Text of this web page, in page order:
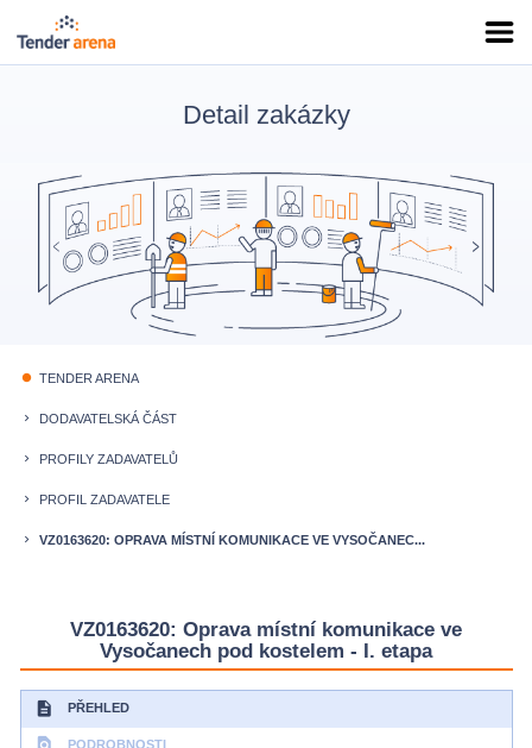
Detail zakázky
fiber_manual_record TENDER ARENA
keyboard_arrow_right DODAVATELSKÁ ČÁST
keyboard_arrow_right PROFILY ZADAVATELŮ
keyboard_arrow_right PROFIL ZADAVATELE
keyboard_arrow_right VZ0163620: OPRAVA MÍSTNÍ KOMUNIKACE VE VYSOČANEC...
VZ0163620: Oprava místní komunikace ve
Vysočanech pod kostelem - I. etapa
description PŘEHLED
PODROBNOSTI